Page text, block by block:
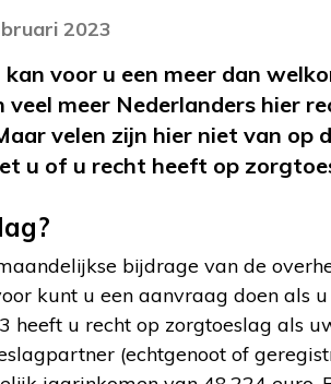
2023
voor u een meer dan
veel meer Nederlanders hier
velen zijn hier niet van op
u of u recht heeft op
bijdrage van de
kunt u een aanvraag doen als
heeft u recht op zorgtoeslag als
(echtgenoot of